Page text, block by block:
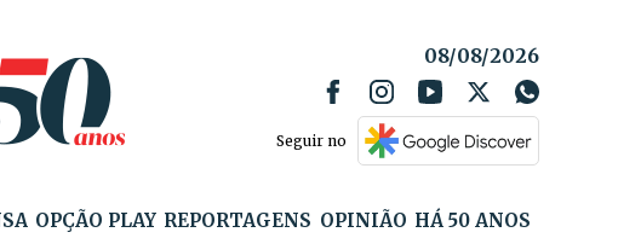
08/08/2026
Seguir no
OPÇÃO PLAY REPORTAGENS OPINIÃO HÁ 50 ANOS